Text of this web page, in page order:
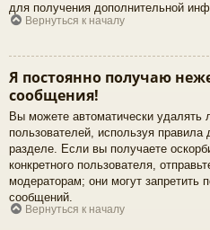
для получения дополнительной
Вернуться к началу
Я постоянно получаю
сообщения!
Вы можете автоматически удалять
пользователей, используя
разделе. Если вы получаете
конкретного пользователя,
модераторам; они могут запретить
сообщений.
Вернуться к началу